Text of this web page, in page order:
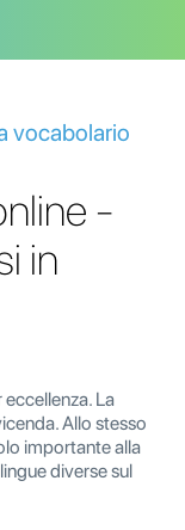
vocabolario
-
in
La
Allo stesso
importante alla
diverse sul